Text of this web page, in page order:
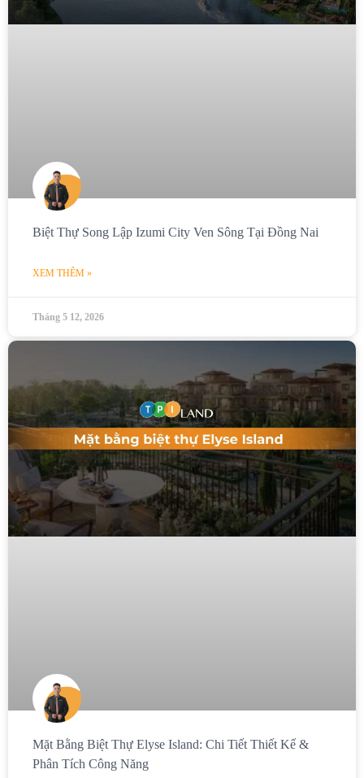
Biệt Thự Song Lập Izumi City Ven Sông Tại Đồng Nai
XEM THÊM »
Tháng 5 12, 2026
Mặt Bằng Biệt Thự Elyse Island: Chi Tiết Thiết Kế &
Phân Tích Công Năng